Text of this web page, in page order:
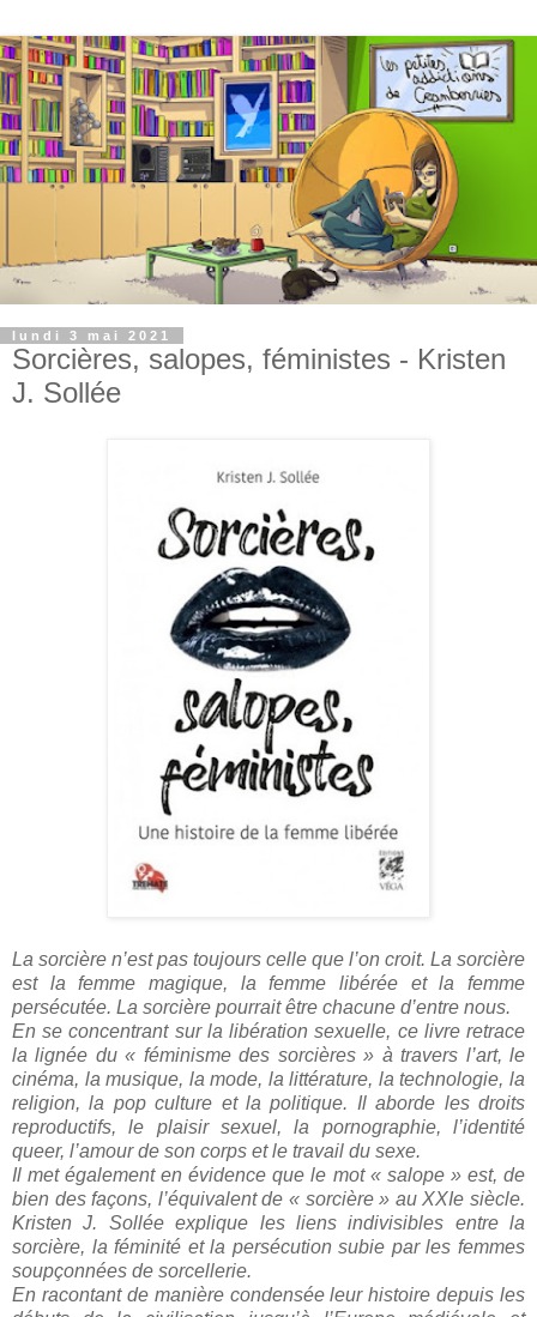
lundi 3 mai 2021
Sorcières, salopes, féministes - Kristen
J. Sollée
La sorcière n’est pas toujours celle que l’on croit. La sorcière
est la femme magique, la femme libérée et la femme
persécutée. La sorcière pourrait être chacune d’entre nous.
En se concentrant sur la libération sexuelle, ce livre retrace
la lignée du « féminisme des sorcières » à travers l’art, le
cinéma, la musique, la mode, la littérature, la technologie, la
religion, la pop culture et la politique. Il aborde les droits
reproductifs, le plaisir sexuel, la pornographie, l’identité
queer, l’amour de son corps et le travail du sexe.
Il met également en évidence que le mot « salope » est, de
bien des façons, l’équivalent de « sorcière » au XXIe siècle.
Kristen J. Sollée explique les liens indivisibles entre la
sorcière, la féminité et la persécution subie par les femmes
soupçonnées de sorcellerie.
En racontant de manière condensée leur histoire depuis les